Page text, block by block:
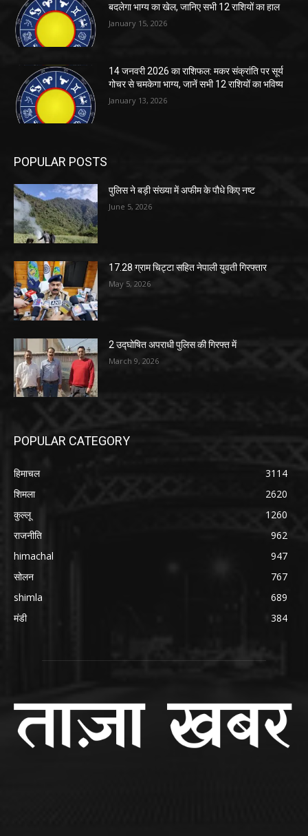
बदलेगा भाग्य का खेल, जानिए सभी 12 राशियों का हाल
January 15, 2026
14 जनवरी 2026 का राशिफल: मकर संक्रांति पर सूर्य
गोचर से चमकेगा भाग्य, जानें सभी 12 राशियों का भविष्य
January 13, 2026
POPULAR POSTS
पुलिस ने बड़ी संख्या में अफीम के पौधे किए नष्ट
June 5, 2026
17.28 ग्राम चिट्टा सहित नेपाली युवती गिरफ्तार
May 5, 2026
2 उद्घोषित अपराधी पुलिस की गिरफ्त में
March 9, 2026
POPULAR CATEGORY
हिमाचल
3114
शिमला
2620
कुल्लू
1260
राजनीति
962
himachal
947
सोलन
767
shimla
689
मंडी
384